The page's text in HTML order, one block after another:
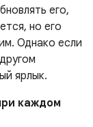
его,
но его
Однако если
ярлык.
каждом